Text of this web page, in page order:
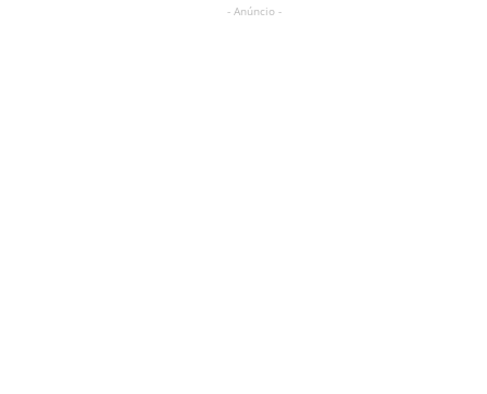
- Anúncio -